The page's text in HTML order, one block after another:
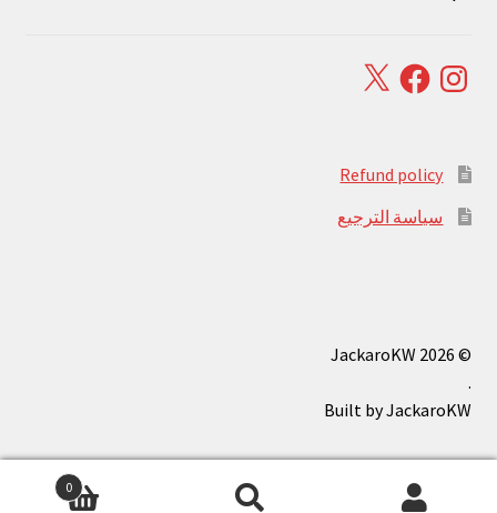
Instagram
Facebook
X
Refund policy
سياسة الترجيع
© JackaroKW 2026
.
0